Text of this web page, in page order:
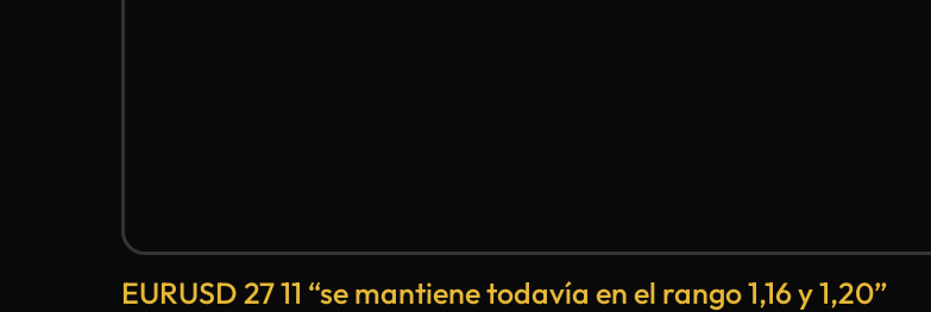
EURUSD 27 11 “se mantiene todavía en el rango 1,16 y 1,20”